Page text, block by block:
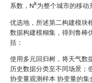
系数，N k为整个城市的移动
优选地，所述第二构建模块
数据构建模糊集，得到鲁棒
括：
使用多元回归树，将天气数
历史数据分类至不同场景；
协变量观测样本 协变量的集